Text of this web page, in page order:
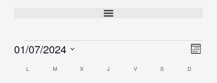
Eventos
Mes
01/07/2024
Calendario
L M X J V S D